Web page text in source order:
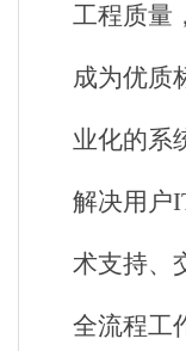
工程质量
成为优质
业化的系
解决用户
术支持、
全流程工